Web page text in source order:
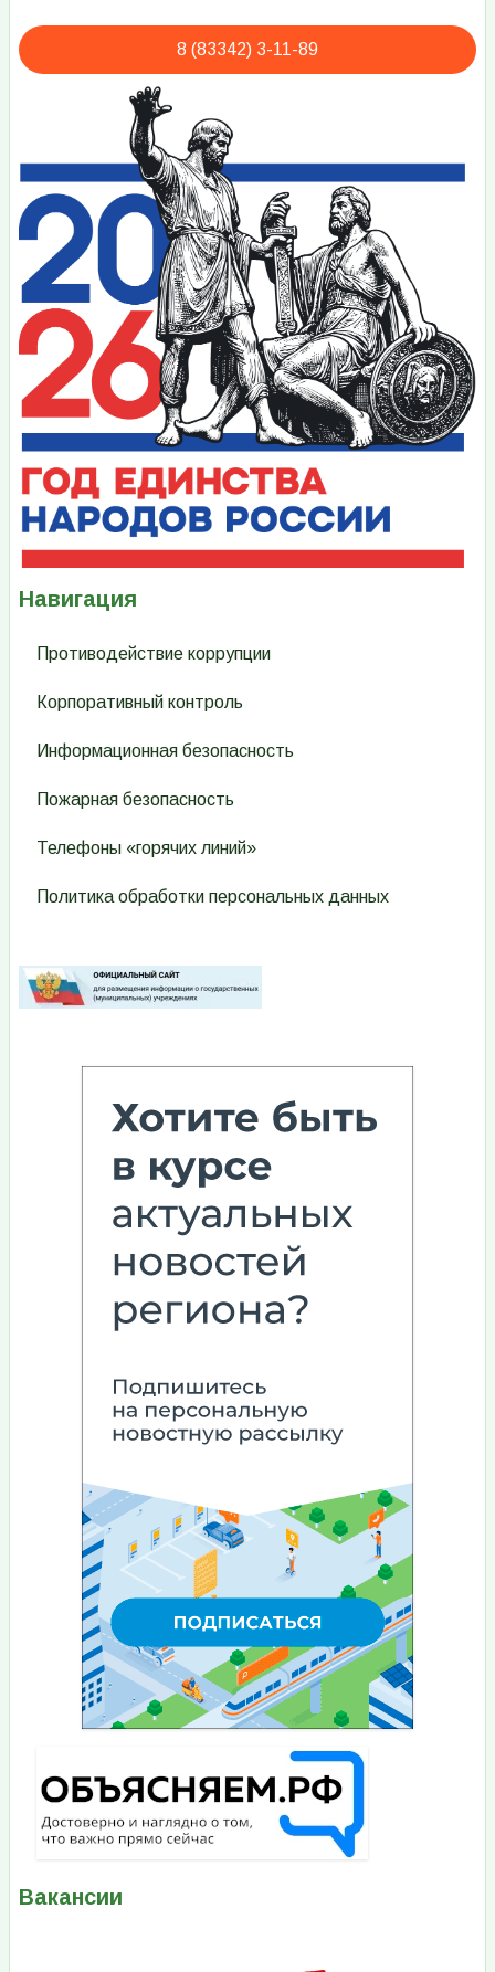
8 (83342) 3-11-89
Навигация
Противодействие коррупции
Корпоративный контроль
Информационная безопасность
Пожарная безопасность
Телефоны «горячих линий»
Политика обработки персональных данных
Изображение
Вакансии